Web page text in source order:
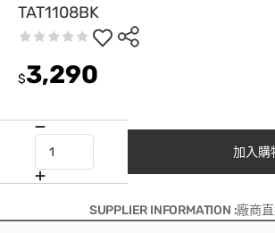
TAT1108BK
$3,290
加入購
SUPPLIER INFORMATION :廠商